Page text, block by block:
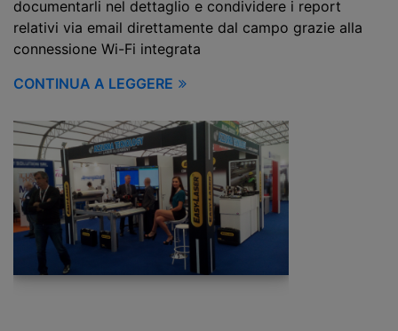
documentarli nel dettaglio e condividere i report
relativi via email direttamente dal campo grazie alla
connessione Wi-Fi integrata
CONTINUA A LEGGERE